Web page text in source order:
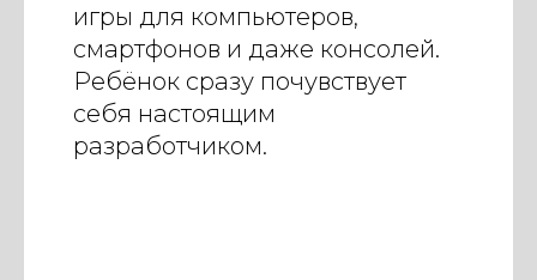
игры для компьютеров,
смартфонов и даже консолей.
Ребёнок сразу почувствует
себя настоящим
разработчиком.